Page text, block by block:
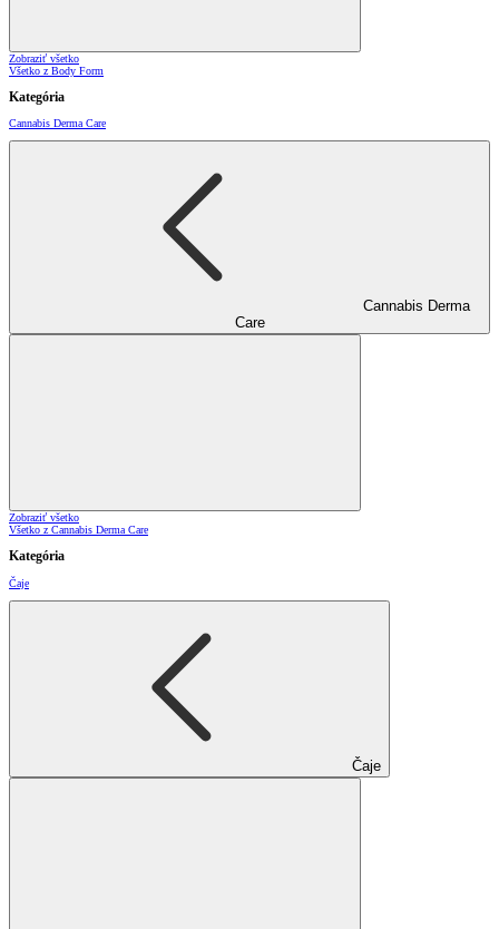
Zobraziť všetko
Všetko z Body Form
Kategória
Cannabis Derma Care
Cannabis Derma
Care
Zobraziť všetko
Všetko z Cannabis Derma Care
Kategória
Čaje
Čaje